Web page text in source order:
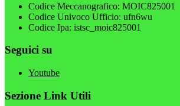
Codice Meccanografico: MOIC825001
Codice Univoco Ufficio: ufn6wu
Codice Ipa: istsc_moic825001
Seguici su
Youtube
Sezione Link Utili